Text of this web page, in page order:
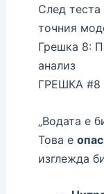
След теста
точния
Грешка 8:
анализ
ГРЕШКА #8
„Водата е
Това е
изглежда